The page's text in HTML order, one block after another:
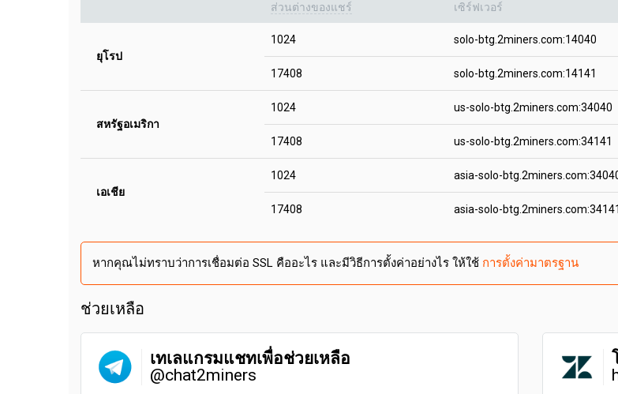
ส่วนต่างของแชร์ เซิร์ฟเวอร์
ยุโรป
1024 solo-btg.2miners.com:14040
17408 solo-btg.2miners.com:14141
สหรัฐอเมริกา
1024 us-solo-btg.2miners.com:34040
17408 us-solo-btg.2miners.com:34141
เอเชีย
1024 asia-solo-
17408 asia-solo-btg.2miners.com:34141
หากคุณไม่ทราบว่าการเชื่อมต่อ SSL คืออะไร และมีวิธีการตั้งค่าอย่างไร ให้ใช้ การตั้งค่ามาตรฐาน
ช่วยเหลือ
เทเลแกรมแชทเพื่อช่วยเหลือ
@chat2miners